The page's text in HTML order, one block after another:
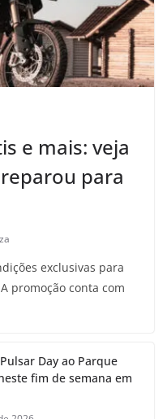
e mais: veja
para
exclusivas para
promoção conta com
Day ao Parque
fim de semana em